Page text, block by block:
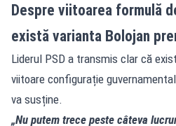
Despre viitoarea formulă
există varianta Bolojan
Liderul PSD a transmis clar că
viitoare configurație
va susține.
„Nu putem trece peste câteva